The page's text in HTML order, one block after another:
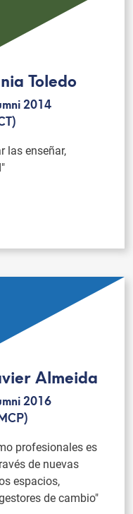
Toledo
2014
las enseñar,
Almeida
2016
profesionales es
de nuevas
espacios,
de cambio"